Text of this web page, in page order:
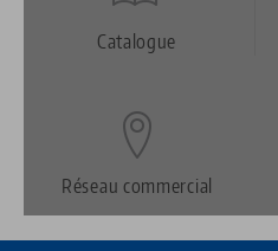
FooterCatalogue
Réseau commercial